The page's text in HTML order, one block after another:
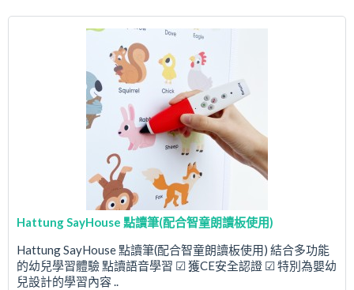
Hattung SayHouse 點讀筆(配合智童朗讀板使用)
Hattung SayHouse 點讀筆(配合智童朗讀板使用) 結合多功能
的幼兒學習體驗 點讀語音學習 ☑ 獲CE安全認證 ☑ 特別為嬰幼
兒設計的學習內容 ..